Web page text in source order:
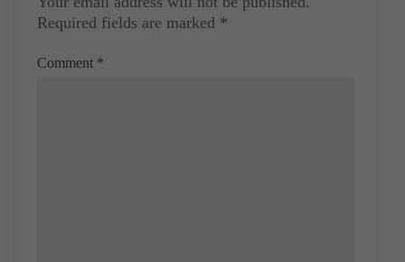
Required fields are marked *
Comment *